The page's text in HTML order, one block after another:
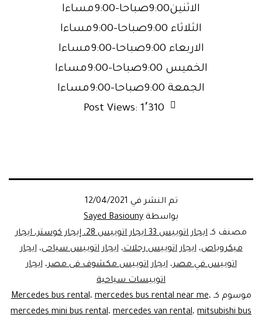
الاثنين9:00صباحا-9:00مساءا
الثلاثاء 9:00صباحا-9:00مساءا
الاربعاء 9:00صباحا-9:00مساءا
الخميس 9:00صباحا-9:00مساءا
الجمعة 9:00صباحا-9:00مساءا
Post Views: 1٬310
تم النشر في 12/04/2021
بواسطة Sayed Basiouny
مصنف كـ
ايجار اتوبيس 33 ايجار اتوبيس 28، إيجار كوستر، ايجار
ميكروباص،ايجار اتوبيس رحلات،ايجار اتوبيس سياحى،ايجار
اتوبيس في مصر،ايجار اتوبيس مكشوف فى مصر،ايجار
اتوبيسات سياحية
موسوم كـ
Mercedes bus rental،mercedes bus rental near me،
mercedes mini bus rental، mercedes van rental، mitsubishi bus